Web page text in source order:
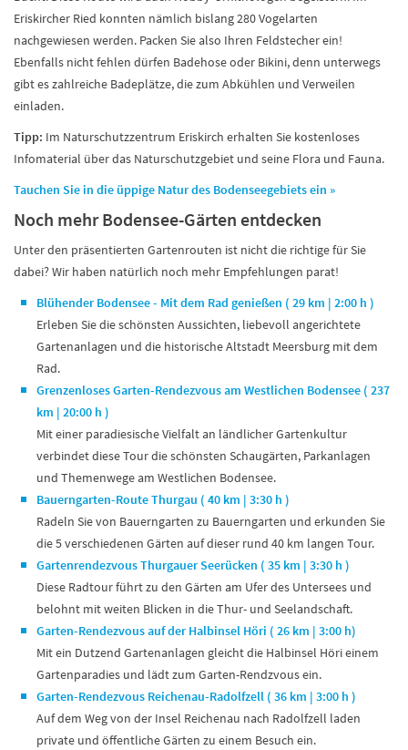
Eriskircher Ried konnten nämlich bislang 280 Vogelarten
nachgewiesen werden. Packen Sie also Ihren Feldstecher ein!
Ebenfalls nicht fehlen dürfen Badehose oder Bikini, denn unterwegs
gibt es zahlreiche Badeplätze, die zum Abkühlen und Verweilen
einladen.
Tipp: Im Naturschutzzentrum Eriskirch erhalten Sie kostenloses
Infomaterial über das Naturschutzgebiet und seine Flora und Fauna.
Tauchen Sie in die üppige Natur des Bodenseegebiets ein »
Noch mehr Bodensee-Gärten entdecken
Unter den präsentierten Gartenrouten ist nicht die richtige für Sie
dabei? Wir haben natürlich noch mehr Empfehlungen parat!
Blühender Bodensee - Mit dem Rad genießen ( 29 km | 2:00 h )
Erleben Sie die schönsten Aussichten, liebevoll angerichtete
Gartenanlagen und die historische Altstadt Meersburg mit dem
Rad.
Grenzenloses Garten-Rendezvous am Westlichen Bodensee ( 237
km | 20:00 h )
Mit einer paradiesische Vielfalt an ländlicher Gartenkultur
verbindet diese Tour die schönsten Schaugärten, Parkanlagen
und Themenwege am Westlichen Bodensee.
Bauerngarten-Route Thurgau ( 40 km | 3:30 h )
Radeln Sie von Bauerngarten zu Bauerngarten und erkunden Sie
die 5 verschiedenen Gärten auf dieser rund 40 km langen Tour.
Gartenrendezvous Thurgauer Seerücken ( 35 km | 3:30 h )
Diese Radtour führt zu den Gärten am Ufer des Untersees und
belohnt mit weiten Blicken in die Thur- und Seelandschaft.
Garten-Rendezvous auf der Halbinsel Höri ( 26 km | 3:00 h)
Mit ein Dutzend Gartenanlagen gleicht die Halbinsel Höri einem
Gartenparadies und lädt zum Garten-Rendzvous ein.
Garten-Rendezvous Reichenau-Radolfzell ( 36 km | 3:00 h )
Auf dem Weg von der Insel Reichenau nach Radolfzell laden
private und öffentliche Gärten zu einem Besuch ein.